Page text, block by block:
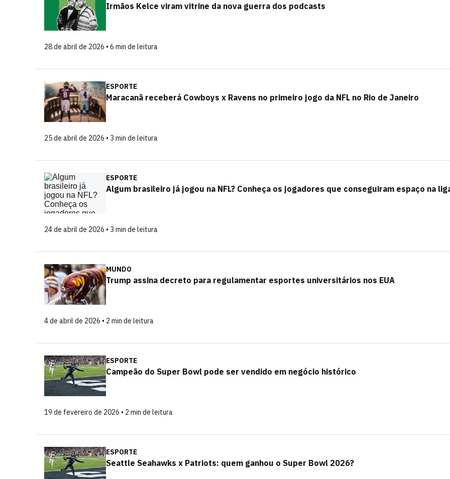
Irmãos Kelce viram vitrine da nova guerra dos podcasts
28 de abril de 2026 • 6 min de leitura
ESPORTE
Maracanã receberá Cowboys x Ravens no primeiro jogo da NFL no Rio de Janeiro
25 de abril de 2026 • 3 min de leitura
ESPORTE
Algum brasileiro já jogou na NFL? Conheça os jogadores que conseguiram espaço na
24 de abril de 2026 • 3 min de leitura
MUNDO
Trump assina decreto para regulamentar esportes universitários nos EUA
4 de abril de 2026 • 2 min de leitura
ESPORTE
Campeão do Super Bowl pode ser vendido em negócio histórico
19 de fevereiro de 2026 • 2 min de leitura
ESPORTE
Seattle Seahawks x Patriots: quem ganhou o Super Bowl 2026?